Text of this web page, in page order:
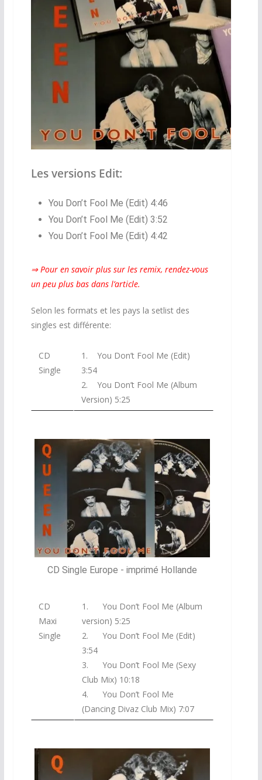
Les versions Edit:
You Don’t Fool Me (Edit) 4:46
You Don’t Fool Me (Edit) 3:52
You Don’t Fool Me (Edit) 4:42
⇒ Pour en savoir plus sur les remix, rendez-vous
un peu plus bas dans l’article.
Selon les formats et les pays la setlist des
singles est différente:
CD
Single
1. You Don’t Fool Me (Edit)
3:54
2. You Don’t Fool Me (Album
Version) 5:25
CD Single Europe - imprimé Hollande
CD
Maxi
Single
1. You Don’t Fool Me (Album
version) 5:25
2. You Don’t Fool Me (Edit)
3:54
3. You Don’t Fool Me (Sexy
Club Mix) 10:18
4. You Don’t Fool Me
(Dancing Divaz Club Mix) 7:07